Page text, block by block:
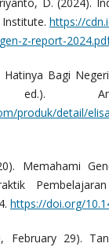
D. (2024).
Institute.https://
z-report-
Bagi
Andi
produk/detail/
Memahami
https://doi.org/
February 29).